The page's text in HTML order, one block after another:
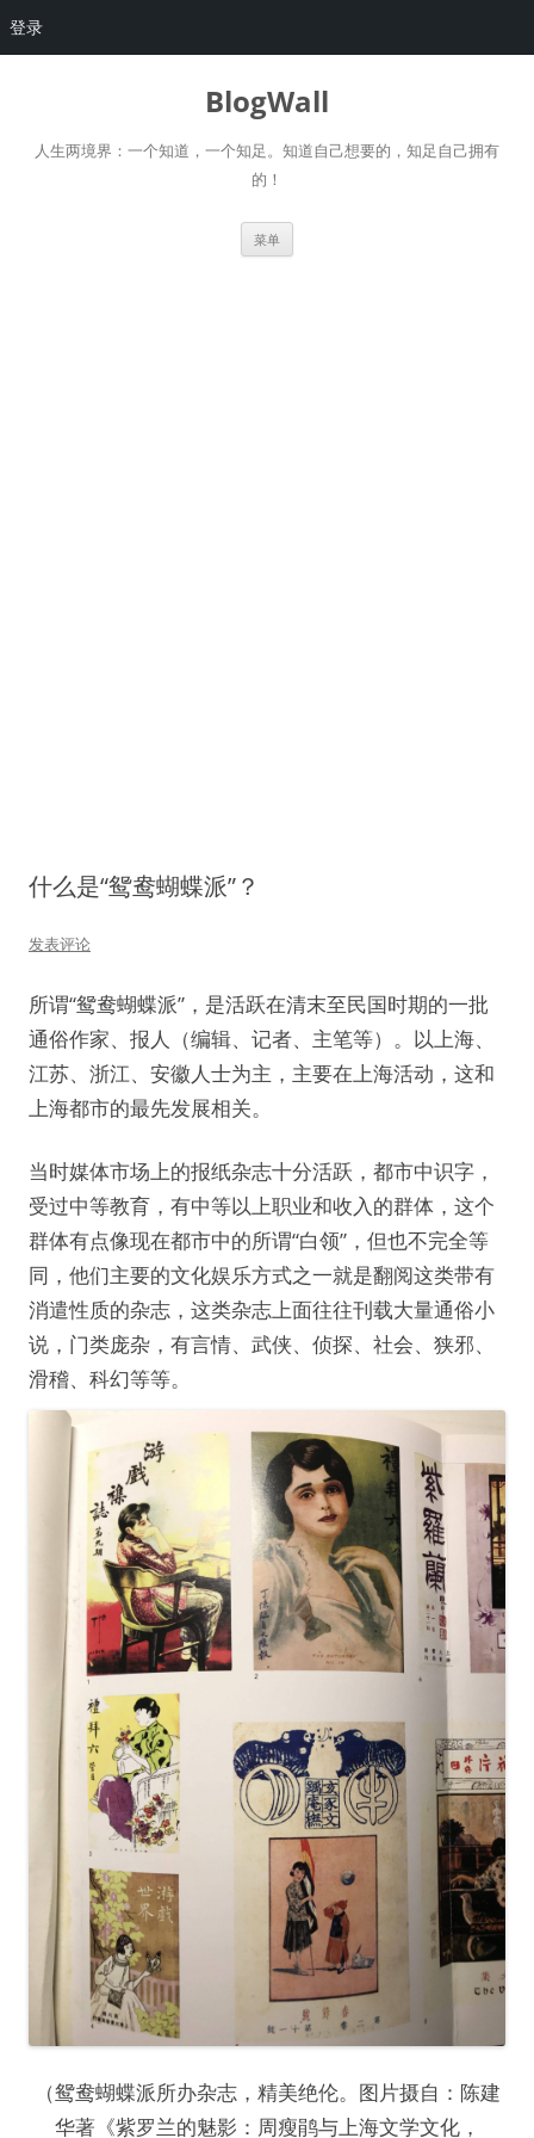
登录
跳
BlogWall
人生两境界：一个知道，一个知足。知道自己想要的，知足自己拥有
的！
菜单
什么是“鸳鸯蝴蝶派”？
发表评论
所谓“鸳鸯蝴蝶派”，是活跃在清末至民国时期的一批
通俗作家、报人（编辑、记者、主笔等）。以上海、
江苏、浙江、安徽人士为主，主要在上海活动，这和
上海都市的最先发展相关。
当时媒体市场上的报纸杂志十分活跃，都市中识字，
受过中等教育，有中等以上职业和收入的群体，这个
群体有点像现在都市中的所谓“白领”，但也不完全等
同，他们主要的文化娱乐方式之一就是翻阅这类带有
消遣性质的杂志，这类杂志上面往往刊载大量通俗小
说，门类庞杂，有言情、武侠、侦探、社会、狭邪、
滑稽、科幻等等。
（鸳鸯蝴蝶派所办杂志，精美绝伦。图片摄自：陈建
华著《紫罗兰的魅影：周瘦鹃与上海文学文化，